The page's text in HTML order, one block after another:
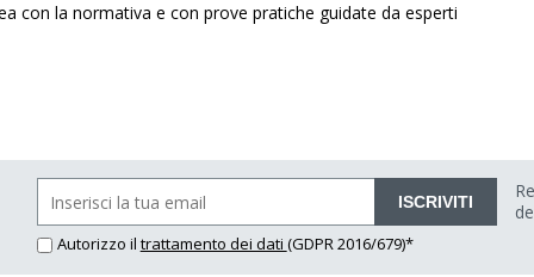
con la normativa e con prove pratiche guidate da esperti
ISCRIVITI
Autorizzo il trattamento dei dati (GDPR 2016/679)*